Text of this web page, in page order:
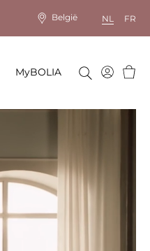
België NL FR
MyBOLIA